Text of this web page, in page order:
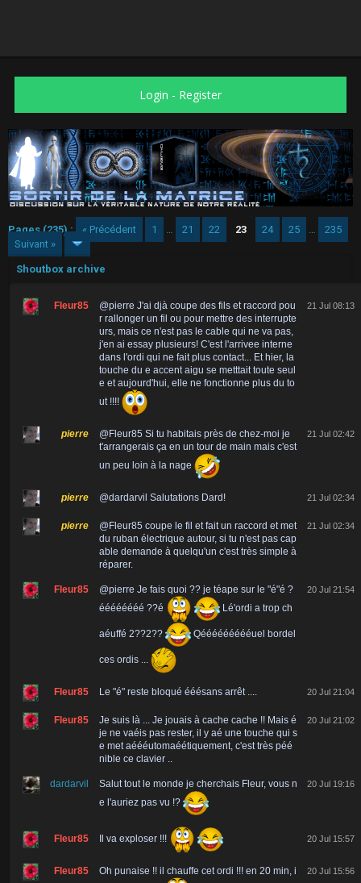
Login - Register
Pages (235) : « Précédent 1 21 22 23 24 25
235
Suivant »
Shoutbox archive
Fleur85
@pierre J'ai djà coupe des fils et raccord pou
r rallonger un fil ou pour mettre des interrupte
urs, mais ce n'est pas le cable qui ne va pas,
j'en ai essay plusieurs! C'est l'arrivee interne
dans l'ordi qui ne fait plus contact... Et hier, la
touche du e accent aigu se metttait toute seul
e et aujourd'hui, elle ne fonctionne plus du to
ut !!!!
21 Jul 08:13
pierre
@Fleur85 Si tu habitais près de chez-moi je
t'arrangerais ça en un tour de main mais c'est
un peu loin à la nage
21 Jul 02:42
pierre @dardarvil Salutations Dard! 21 Jul 02:34
pierre
@Fleur85 coupe le fil et fait un raccord et met
du ruban électrique autour, si tu n'est pas cap
able demande à quelqu'un c'est très simple à
réparer.
21 Jul 02:34
Fleur85
@pierre Je fais quoi ?? je téape sur le "é"é ?
éééééééé ??é
Lé'ordi a trop ch
aéuffé 2??2?? Qéééééééééuel bordel
ces ordis ...
20 Jul 21:54
Fleur85 Le "é" reste bloqué ééésans arrêt .... 20 Jul 21:04
Fleur85
Je suis là ... Je jouais à cache cache !! Mais é
je ne vaéis pas rester, il y aé une touche qui s
e met aéééutomaéétiquement, c'est très péé
nible ce clavier ..
20 Jul 21:02
dardarvil
Salut tout le monde je cherchais Fleur, vous n
e l'auriez pas vu !?
20 Jul 19:16
Fleur85 Il va exploser !!! 20 Jul 15:57
Fleur85
Oh punaise !! il chauffe cet ordi !!! en 20 min, i
20 Jul 15:56